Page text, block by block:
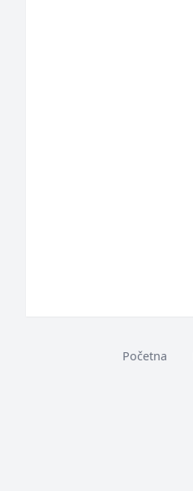
Početna